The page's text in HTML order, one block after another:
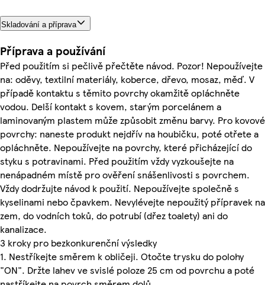
Skladování a příprava
Příprava a používání
Před použitím si pečlivě přečtěte návod. Pozor! Nepoužívejte
na: oděvy, textilní materiály, koberce, dřevo, mosaz, měď. V
případě kontaktu s těmito povrchy okamžitě opláchněte
vodou. Delší kontakt s kovem, starým porcelánem a
laminovaným plastem může způsobit změnu barvy. Pro kovové
povrchy: naneste produkt nejdřív na houbičku, poté otřete a
opláchněte. Nepoužívejte na povrchy, které přicházející do
styku s potravinami. Před použitím vždy vyzkoušejte na
nenápadném místě pro ověření snášenlivosti s povrchem.
Vždy dodržujte návod k použití. Nepoužívejte společně s
kyselinami nebo čpavkem. Nevylévejte nepoužitý přípravek na
zem, do vodních toků, do potrubí (dřez toalety) ani do
kanalizace.
3 kroky pro bezkonkurenční výsledky
1. Nestříkejte směrem k obličeji. Otočte trysku do polohy
"ON". Držte lahev ve svislé poloze 25 cm od povrchu a poté